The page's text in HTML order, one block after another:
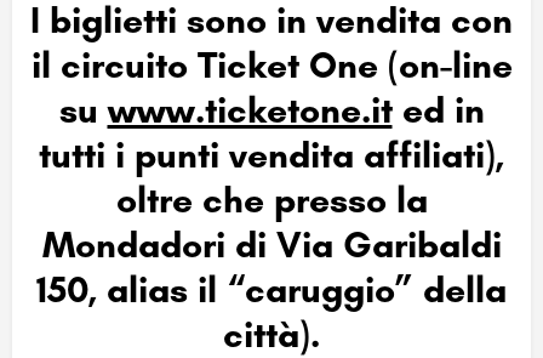
I biglietti sono in vendita con
il circuito Ticket One (on-line
suwww.ticketone.ited in
tutti i punti vendita affiliati),
oltre che presso la
Mondadori di Via Garibaldi
150, alias il “caruggio” della
città).